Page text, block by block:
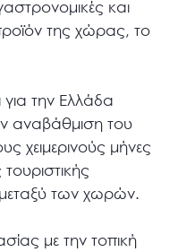
και
της χώρας, το
την Ελλάδα
αναβάθμιση του
χειμερινούς μήνες
μεταξύ των χωρών.
με την τοπική